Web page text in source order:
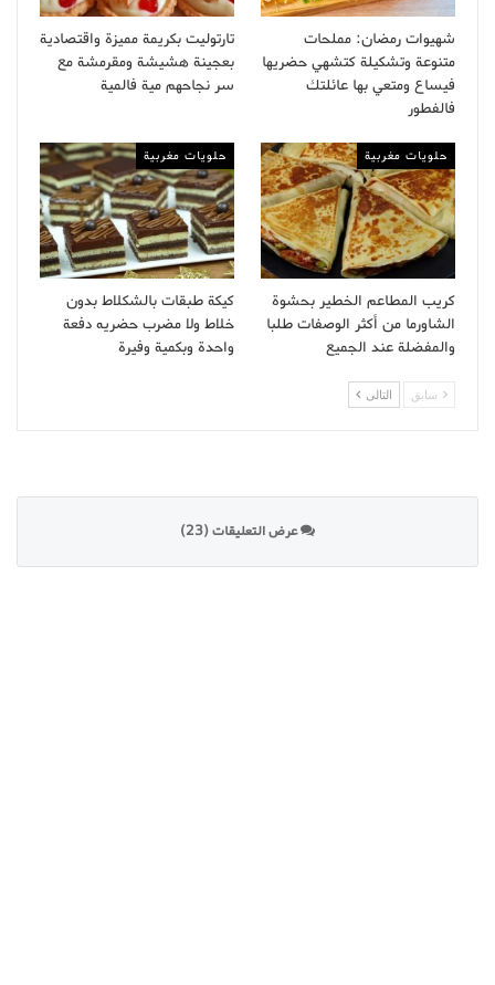
شهيوات رمضان: مملحات
متنوعة وتشكيلة كتشهي حضريها
فيساع ومتعي بها عائلتك
فالفطور
تارتوليت بكريمة مميزة واقتصادية
بعجينة هشيشة ومقرمشة مع
سر نجاحهم مية فالمية
حلويات مغربية
كريب المطاعم الخطير بحشوة
الشاورما من أكثر الوصفات طلبا
والمفضلة عند الجميع
حلويات مغربية
كيكة طبقات بالشكلاط بدون
خلاط ولا مضرب حضريه دفعة
واحدة وبكمية وفيرة
سابق التالى
عرض التعليقات (23)